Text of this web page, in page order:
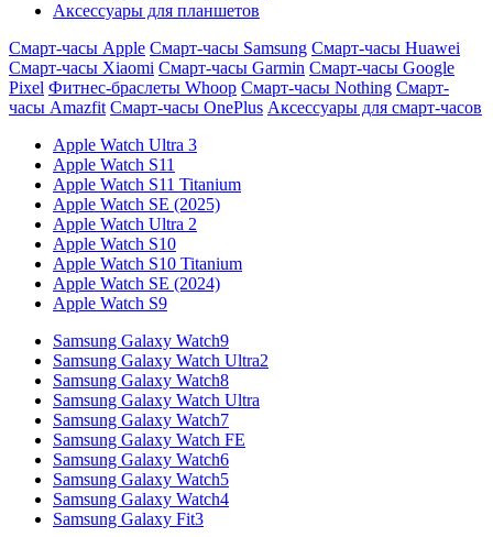
Аксессуары для планшетов
Смарт-часы Apple Смарт-часы Samsung Смарт-часы Huawei
Смарт-часы Xiaomi Смарт-часы Garmin Смарт-часы Google
Pixel Фитнес-браслеты Whoop Смарт-часы Nothing Смарт-
часы Amazfit Смарт-часы OnePlus Аксессуары для смарт-часов
Apple Watch Ultra 3
Apple Watch S11
Apple Watch S11 Titanium
Apple Watch SE (2025)
Apple Watch Ultra 2
Apple Watch S10
Apple Watch S10 Titanium
Apple Watch SE (2024)
Apple Watch S9
Samsung Galaxy Watch9
Samsung Galaxy Watch Ultra2
Samsung Galaxy Watch8
Samsung Galaxy Watch Ultra
Samsung Galaxy Watch7
Samsung Galaxy Watch FE
Samsung Galaxy Watch6
Samsung Galaxy Watch5
Samsung Galaxy Watch4
Samsung Galaxy Fit3